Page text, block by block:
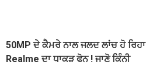
50MP ਦੇ ਕੈਮਰੇ ਨਾਲ ਜਲਦ ਲਾਂਚ ਹੋ ਰਿਹਾ
Realme ਦਾ ਧਾਕੜ ਫੋਨ ! ਜਾਣੋ ਕਿੰਨੀ